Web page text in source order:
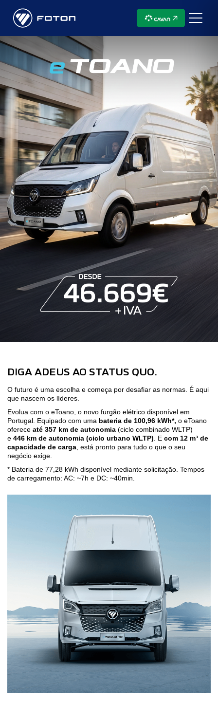
Abre
numa
DIGA ADEUS AO STATUS QUO.
O futuro é uma escolha e começa por desafiar as normas. É aqui
que nascem os líderes.
Evolua com o eToano, o novo furgão elétrico disponível em
Portugal. Equipado com uma bateria de 100,96 kWh*, o eToano
oferece até 357 km de autonomia (ciclo combinado WLTP)
e 446 km de autonomia (ciclo urbano WLTP) . E com 12 m³ de
capacidade de carga , está pronto para tudo o que o seu
negócio exige.
* Bateria de 77,28 kWh disponível mediante solicitação. Tempos
de carregamento: AC: ~7h e DC: ~40min.